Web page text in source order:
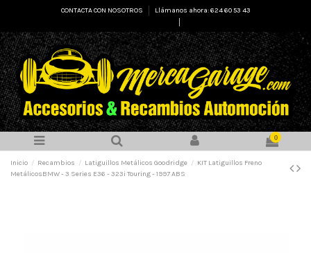
CONTACTA CON NOSOTROS
Llámanos ahora: 624 60 53 43
0
Inicio Recambios Latiguillos Metálicos Goodridge
KIT Latiguillos Freno
MetálicosBMW - 3 Series E36 - 323i Touring - 1997 ABS